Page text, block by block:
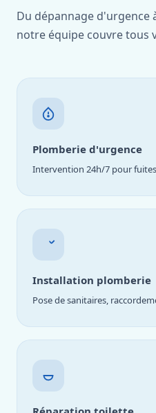
Du dépannage d'urgence
notre équipe couvre tous
Plomberie d'urgence
Intervention 24h/7 pour
Installation plomberie
Pose de sanitaires,